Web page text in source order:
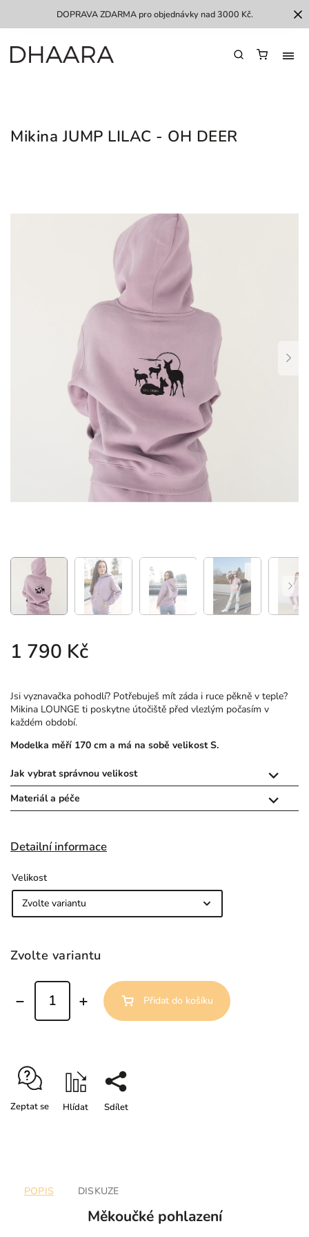
DOPRAVA ZDARMA pro objednávky nad 3000 Kč.
Mikina JUMP LILAC - OH DEER
1 790 Kč
Jsi vyznavačka pohodlí? Potřebuješ mít záda i ruce pěkně v teple?
Mikina LOUNGE ti poskytne útočiště před vlezlým počasím v
každém období.
Modelka měří 170 cm a má na sobě velikost S.
Jak vybrat správnou velikost 
Materiál a péče 
Detailní informace
Velikost
Zvolte variantu
Přidat do košíku
Zeptat se Hlídat Sdílet
POPIS DISKUZE
Měkoučké pohlazení